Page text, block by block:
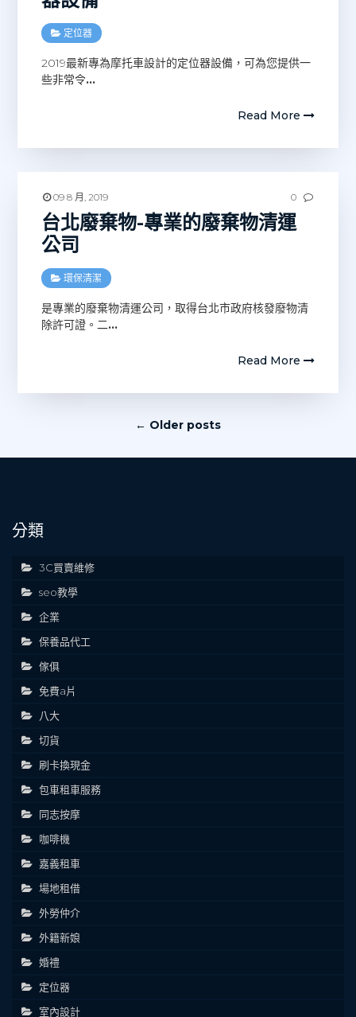
定位器
2019最新專為摩托車設計的定位器設備，可為您提供一
些非常令…
Read More
09 8 月, 2019 0
台北廢棄物-專業的廢棄物清運
公司
環保清潔
是專業的廢棄物清運公司，取得台北市政府核發廢物清
除許可證。二…
Read More
章
覽
← Older posts
分類
3C買賣維修
seo教學
企業
保養品代工
傢俱
免費a片
八大
切貨
刷卡換現金
包車租車服務
同志按摩
咖啡機
嘉義租車
場地租借
外勞仲介
外籍新娘
婚禮
定位器
室內設計